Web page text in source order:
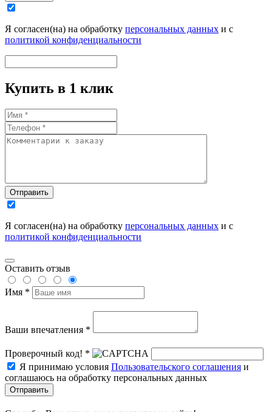
Я согласен(на) на обработку персональных данных и с
политикой конфиденциальности
Купить в 1 клик
Отправить
Я согласен(на) на обработку персональных данных и с
политикой конфиденциальности
Оставить отзыв
Имя *
Ваши впечатления *
Проверочный код! *
Я принимаю условия Пользовательского соглашения и
соглашаюсь на обработку персональных данных
Отправить